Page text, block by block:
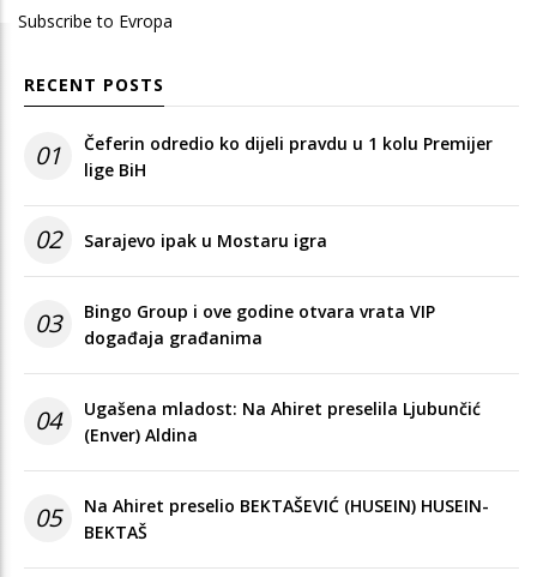
Subscribe to Evropa
RECENT POSTS
01
Čeferin odredio ko dijeli pravdu u 1 kolu Premijer
lige BiH
02 Sarajevo ipak u Mostaru igra
03
Bingo Group i ove godine otvara vrata VIP
događaja građanima
04
Ugašena mladost: Na Ahiret preselila Ljubunčić
(Enver) Aldina
05
Na Ahiret preselio BEKTAŠEVIĆ (HUSEIN) HUSEIN-
BEKTAŠ